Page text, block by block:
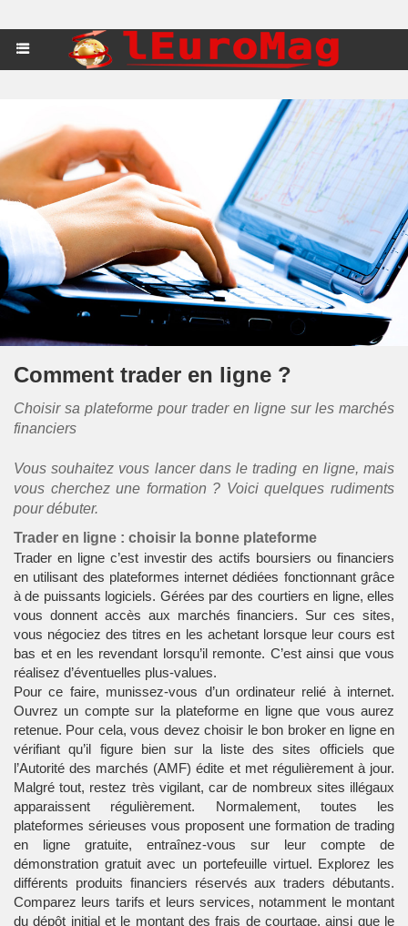
Comment trader en ligne ?
Choisir sa plateforme pour trader en ligne sur les marchés
financiers
Vous souhaitez vous lancer dans le trading en ligne, mais
vous cherchez une formation ? Voici quelques rudiments
pour débuter.
Trader en ligne : choisir la bonne plateforme
Trader en ligne c’est investir des actifs boursiers ou financiers
en utilisant des plateformes internet dédiées fonctionnant grâce
à de puissants logiciels. Gérées par des courtiers en ligne, elles
vous donnent accès aux marchés financiers. Sur ces sites,
vous négociez des titres en les achetant lorsque leur cours est
bas et en les revendant lorsqu’il remonte. C’est ainsi que vous
réalisez d’éventuelles plus-values.
Pour ce faire, munissez-vous d’un ordinateur relié à internet.
Ouvrez un compte sur la plateforme en ligne que vous aurez
retenue. Pour cela, vous devez choisir le bon broker en ligne en
vérifiant qu’il figure bien sur la liste des sites officiels que
l’Autorité des marchés (AMF) édite et met régulièrement à jour.
Malgré tout, restez très vigilant, car de nombreux sites illégaux
apparaissent régulièrement. Normalement, toutes les
plateformes sérieuses vous proposent une formation de trading
en ligne gratuite, entraînez-vous sur leur compte de
démonstration gratuit avec un portefeuille virtuel. Explorez les
différents produits financiers réservés aux traders débutants.
Comparez leurs tarifs et leurs services, notamment le montant
du dépôt initial et le montant des frais de courtage, ainsi que le